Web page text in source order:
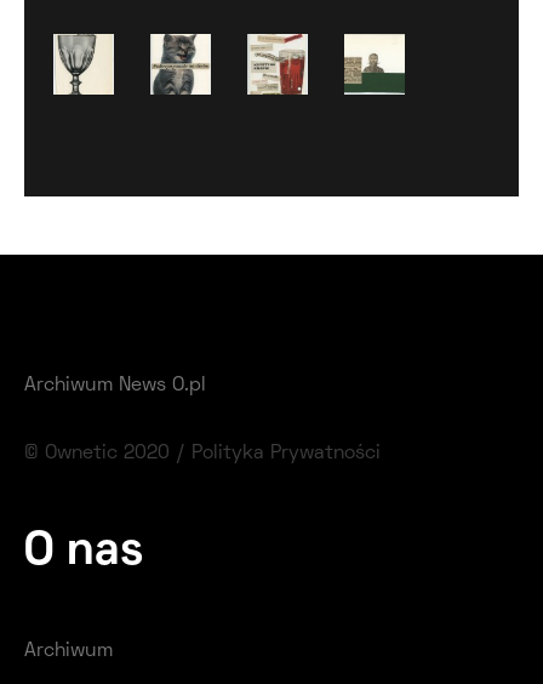
Archiwum News O.pl
© Ownetic 2020 / Polityka Prywatności
O nas
Archiwum